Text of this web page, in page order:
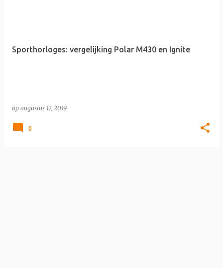
Sporthorloges: vergelijking Polar M430 en Ignite
op augustus 17, 2019
0